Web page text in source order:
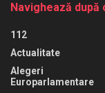
Navighează
112
Actualitate
Alegeri
Europarlamentare